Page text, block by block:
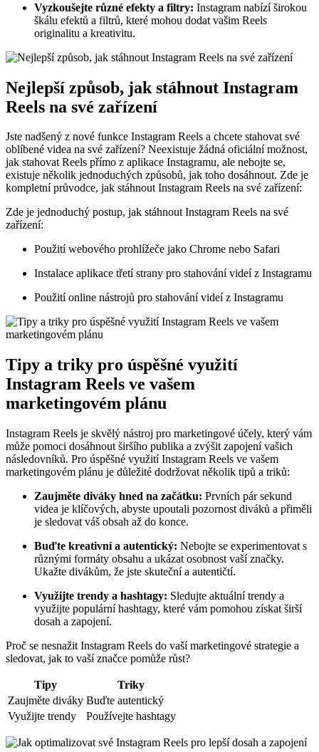
Vyzkoušejte různé efekty a filtry: Instagram nabízí širokou
škálu efektů a filtrů, které mohou dodat vašim Reels
originalitu a kreativitu.
Nejlepší způsob, jak stáhnout Instagram
Reels na své zařízení
Jste nadšený z nové funkce Instagram Reels a chcete stahovat své
oblíbené videa na své zařízení? Neexistuje žádná oficiální možnost,
jak stahovat Reels přímo z aplikace Instagramu, ale nebojte se,
existuje několik jednoduchých způsobů, jak toho dosáhnout. Zde je
kompletní průvodce, jak stáhnout Instagram Reels na své zařízení:
Zde je jednoduchý postup, jak stáhnout Instagram Reels na své
zařízení:
Použití webového prohlížeče jako Chrome nebo Safari
Instalace aplikace třetí strany pro stahování videí z Instagramu
Použití online nástrojů pro stahování videí z Instagramu
Tipy a triky pro úspěšné využití
Instagram Reels ve vašem
marketingovém plánu
Instagram Reels je skvělý nástroj pro marketingové účely, který vám
může pomoci dosáhnout širšího publika a zvýšit zapojení vašich
následovníků. Pro úspěšné využití Instagram Reels ve vašem
marketingovém plánu je důležité dodržovat několik tipů a triků:
Zaujměte diváky hned na začátku: Prvních pár sekund
videa je klíčových, abyste upoutali pozornost diváků a přiměli
je sledovat váš obsah až do konce.
Buďte kreativní a autentický: Nebojte se experimentovat s
různými formáty obsahu a ukázat osobnost vaší značky.
Ukažte divákům, že jste skuteční a autentičtí.
Využijte trendy a hashtagy: Sledujte aktuální trendy a
využijte populární hashtagy, které vám pomohou získat širší
dosah a zapojení.
Proč se nesnažit Instagram Reels do vaší marketingové strategie a
sledovat, jak to vaší značce pomůže růst?
Tipy
Triky
Zaujměte diváky Buďte autentický
Využijte trendy
Používejte hashtagy